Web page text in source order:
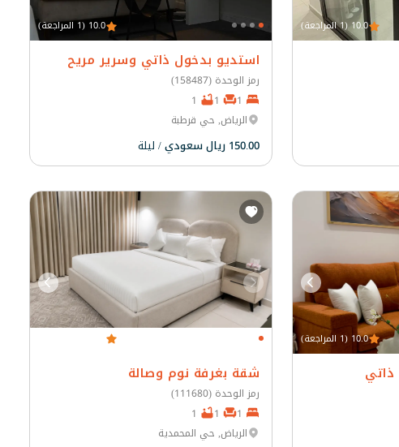
10.0 (1 المراجعة) 10.0 (1 المراجعة)
استديو بدخول ذاتي وسرير مريح
رمز الوحدة (158487)
الرياض, حي قرطبة
150.00 ريال سعودي / ليلة
10.0 (1 المراجعة)
شقة بغرفة نوم وصالة
رمز الوحدة (111680)
الرياض, حي المحمدية